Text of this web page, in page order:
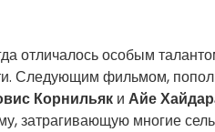
отличалось особым
Следующим фильмом,
Корнильяк и Айе
затрагивающую многие